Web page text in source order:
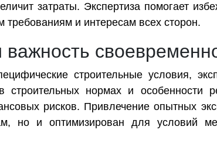
затраты. Экспертиза помогает
требованиям и интересам всех сторон.
строительные условия,
нормах и особенности
рисков. Привлечение опытных
но и оптимизирован для условий